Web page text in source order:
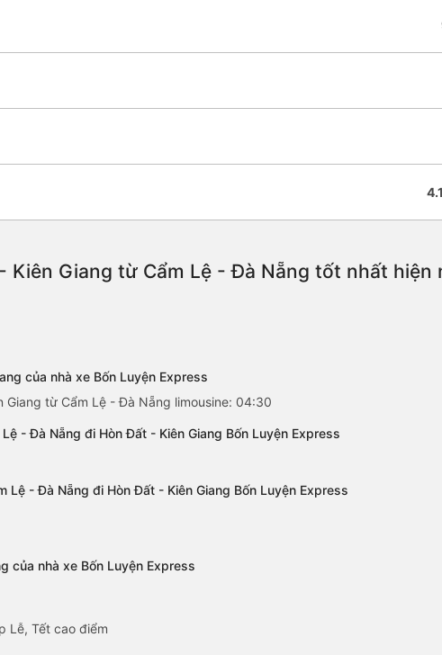
Kiên Giang từ Cẩm Lệ - Đà Nẵng tốt nhất hiện
của nhà xe Bốn Luyện Express
từ Cẩm Lệ - Đà Nẵng limousine: 04:30
- Đà Nẵng đi Hòn Đất - Kiên Giang Bốn Luyện Express
- Đà Nẵng đi Hòn Đất - Kiên Giang Bốn Luyện Express
của nhà xe Bốn Luyện Express
Lễ, Tết cao điểm